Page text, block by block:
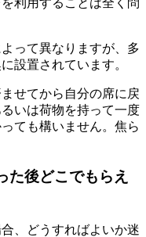
利用することは全く問
って異なりますが、多
設置されています。
せてから自分の席に戻
いは荷物を持って一度
ても構いません。 焦ら
た後どこでもらえ
、どうすればよいか迷